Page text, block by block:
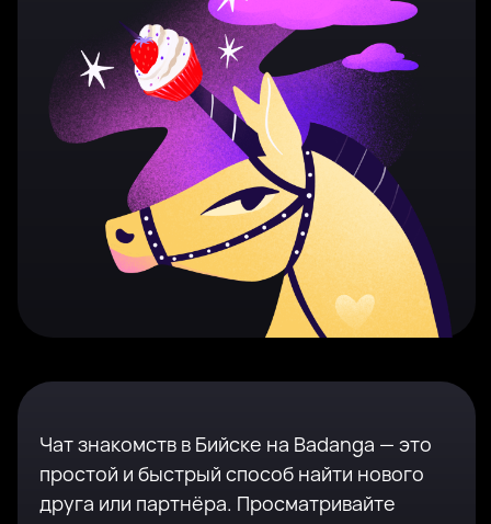
Чат знакомств в Бийске на Badanga — это
простой и быстрый способ найти нового
друга или партнёра. Просматривайте